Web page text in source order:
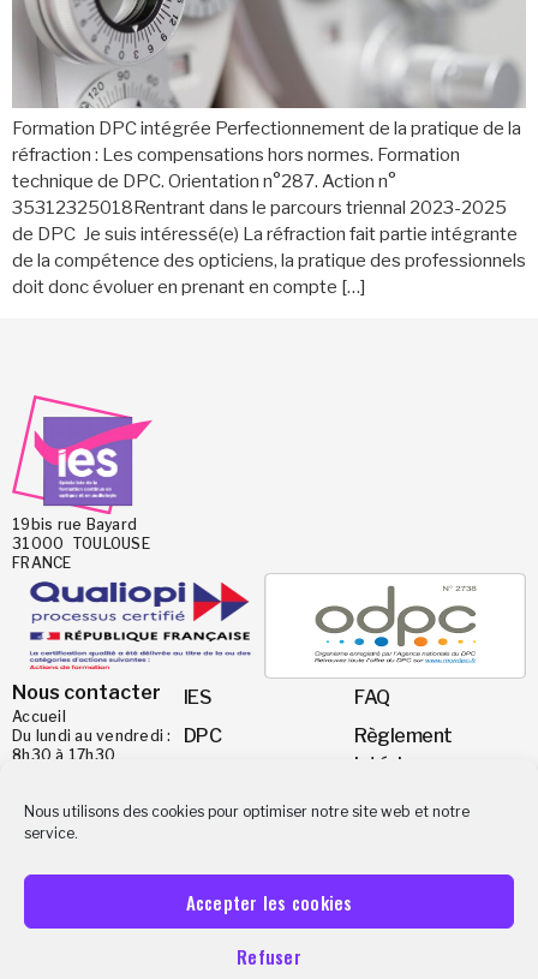
Nous utilisons des cookies pour optimiser notre site web et notre
service.
Accepter les cookies
Refuser
Formation DPC intégrée Perfectionnement de la pratique de la
réfraction : Les compensations hors normes. Formation
technique de DPC. Orientation n°287. Action n°
35312325018Rentrant dans le parcours triennal 2023-2025
de DPC Je suis intéressé(e) La réfraction fait partie intégrante
de la compétence des opticiens, la pratique des professionnels
doit donc évoluer en prenant en compte […]
19bis rue Bayard
31000 TOULOUSE
FRANCE
Nous contacter
Accueil
Du lundi au vendredi :
8h30 à 17h30
05 63 28 21 63
MAIL
IES
DPC
Calendrier des
Financement
A propos
FAQ
Règlement
intérieur
Mentions Légales
rétractation